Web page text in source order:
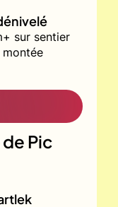
sur sentier
montée
Pic